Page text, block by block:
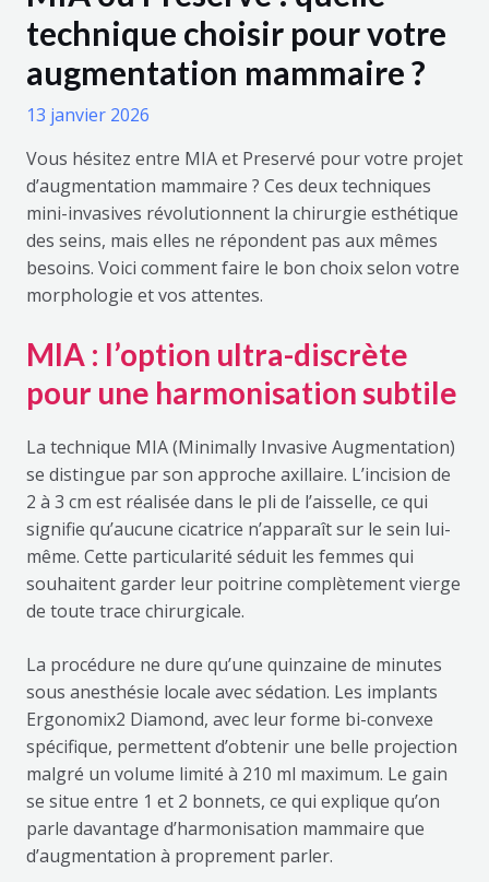
technique choisir pour votre
augmentation mammaire ?
13 janvier 2026
Vous hésitez entre MIA et Preservé pour votre projet
d’augmentation mammaire ? Ces deux techniques
mini-invasives révolutionnent la chirurgie esthétique
des seins, mais elles ne répondent pas aux mêmes
besoins. Voici comment faire le bon choix selon votre
morphologie et vos attentes.
MIA : l’option ultra-discrète
pour une harmonisation subtile
La technique MIA (Minimally Invasive Augmentation)
se distingue par son approche axillaire. L’incision de
2 à 3 cm est réalisée dans le pli de l’aisselle, ce qui
signifie qu’aucune cicatrice n’apparaît sur le sein lui-
même. Cette particularité séduit les femmes qui
souhaitent garder leur poitrine complètement vierge
de toute trace chirurgicale.
La procédure ne dure qu’une quinzaine de minutes
sous anesthésie locale avec sédation. Les implants
Ergonomix2 Diamond, avec leur forme bi-convexe
spécifique, permettent d’obtenir une belle projection
malgré un volume limité à 210 ml maximum. Le gain
se situe entre 1 et 2 bonnets, ce qui explique qu’on
parle davantage d’harmonisation mammaire que
d’augmentation à proprement parler.